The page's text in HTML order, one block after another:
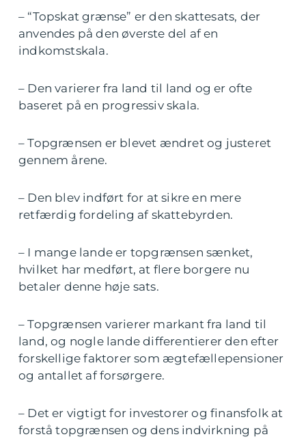
– “Topskat grænse” er den skattesats, der
anvendes på den øverste del af en
indkomstskala.
– Den varierer fra land til land og er ofte
baseret på en progressiv skala.
– Topgrænsen er blevet ændret og justeret
gennem årene.
– Den blev indført for at sikre en mere
retfærdig fordeling af skattebyrden.
– I mange lande er topgrænsen sænket,
hvilket har medført, at flere borgere nu
betaler denne høje sats.
– Topgrænsen varierer markant fra land til
land, og nogle lande differentierer den efter
forskellige faktorer som ægtefællepensioner
og antallet af forsørgere.
– Det er vigtigt for investorer og finansfolk at
forstå topgrænsen og dens indvirkning på